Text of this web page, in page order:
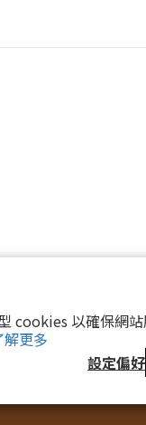
cookies 以確保網
解更多
設定偏好